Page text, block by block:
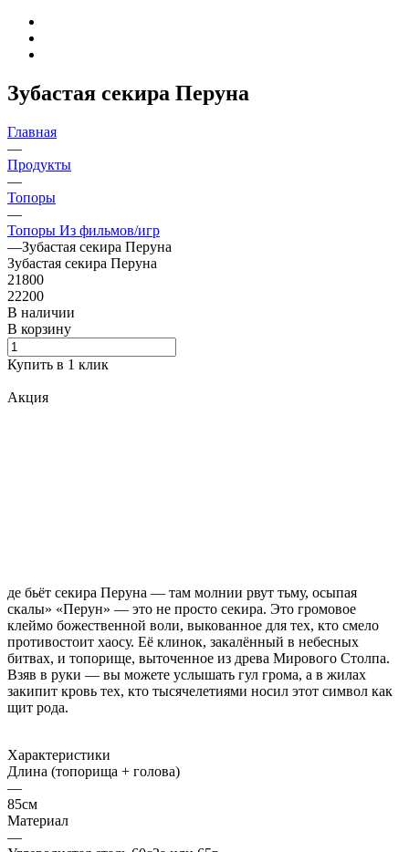
Зубастая секира Перуна
Главная
—
Продукты
—
Топоры
—
Топоры Из фильмов/игр
—Зубастая секира Перуна
Зубастая секира Перуна
21800
22200
В наличии
В корзину
Купить в 1 клик
Акция
де бьёт секира Перуна — там молнии рвут тьму, осыпая
скалы» «Перун» — это не просто секира. Это громовое
клеймо божественной воли, выкованное для тех, кто смело
противостоит хаосу. Её клинок, закалённый в небесных
битвах, и топорище, выточенное из древа Мирового Столпа.
Взяв в руки — вы можете услышать гул грома, а в жилах
закипит кровь тех, кто тысячелетиями носил этот символ как
щит рода.
Характеристики
Длина (топорища + голова)
—
85см
Материал
—